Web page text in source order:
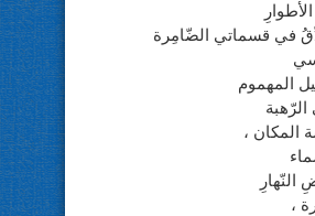
في قسماتي الضّامِرة
المهموم
الرّهبة
المكان ،
،